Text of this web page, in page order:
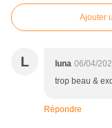
Ajouter
L luna 06/04/
trop beau &
Répondre